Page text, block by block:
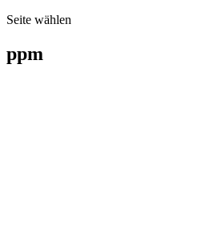
Seite wählen
ppm